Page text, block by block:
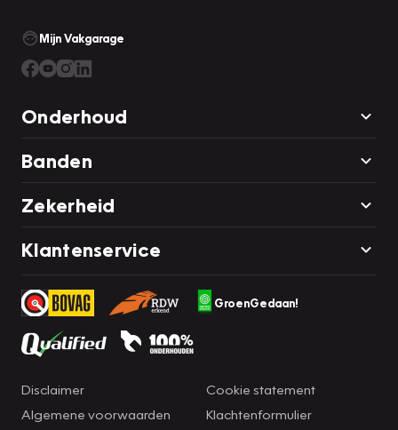
Mijn Vakgarage
Onderhoud
Banden
Zekerheid
Klantenservice
GroenGedaan!
Disclaimer
Algemene voorwaarden
Cookie statement
Klachtenformulier